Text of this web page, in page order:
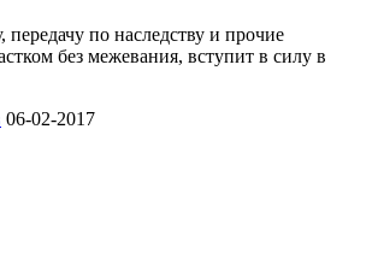
передачу по наследству и прочие
без межевания, вступит в силу в
06-02-2017